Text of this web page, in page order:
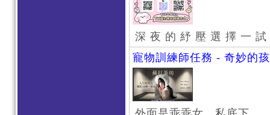
深 夜 的 紓 壓 選 擇 一
寵物訓練師任務 - 奇妙的